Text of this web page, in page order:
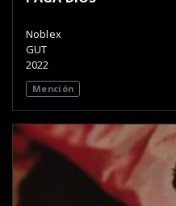
Noblex
GUT
2022
Mención